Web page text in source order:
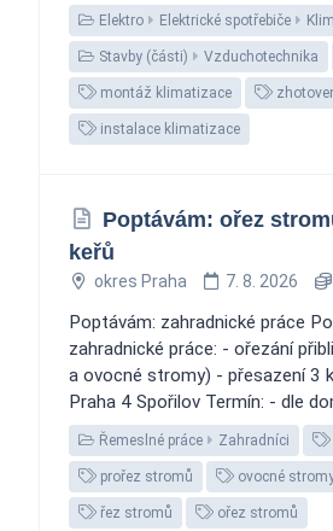
Elektro Elektrické spotřebiče
Stavby (části) Vzduchotechnika
montáž klimatizace
instalace klimatizace
Poptávám: ořez
keřů
okres Praha 7. 8. 2026
Poptávám: zahradnické práce
zahradnické práce: - ořezání
a ovocné stromy) - přesazení 3
Praha 4 Spořilov Termín: - dle
Řemeslné práce Zahradníci
prořez stromů ovocné
řez stromů ořez stromů